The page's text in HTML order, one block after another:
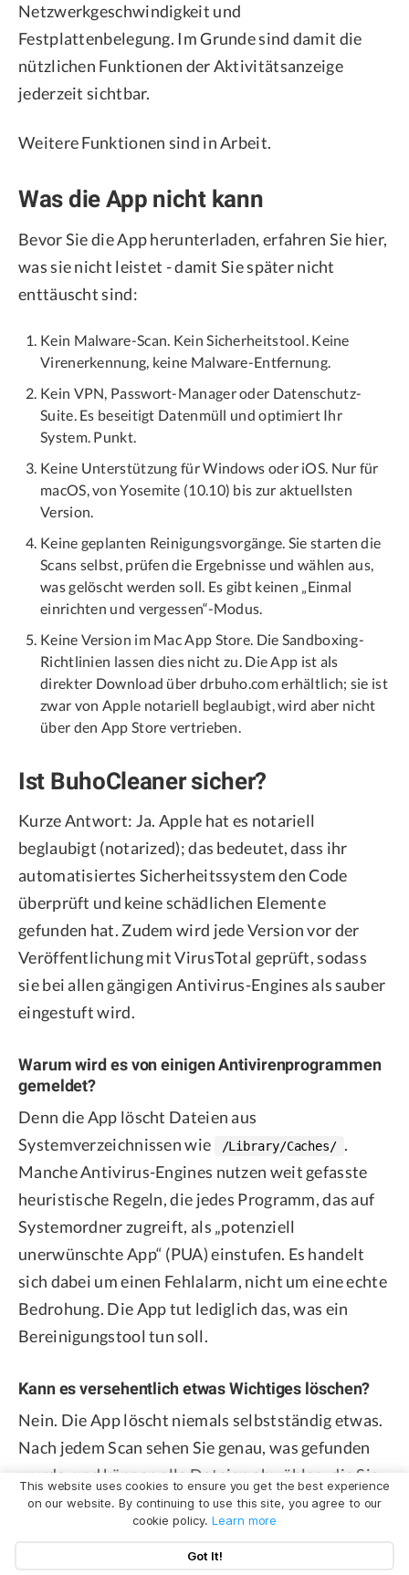
Netzwerkgeschwindigkeit und
Festplattenbelegung. Im Grunde sind damit die
nützlichen Funktionen der Aktivitätsanzeige
jederzeit sichtbar.
Weitere Funktionen sind in Arbeit.
Was die App nicht kann
Bevor Sie die App herunterladen, erfahren Sie hier,
was sie nicht leistet - damit Sie später nicht
enttäuscht sind:
Kein Malware-Scan. Kein Sicherheitstool. Keine
Virenerkennung, keine Malware-Entfernung.
Kein VPN, Passwort-Manager oder Datenschutz-
Suite. Es beseitigt Datenmüll und optimiert Ihr
System. Punkt.
Keine Unterstützung für Windows oder iOS. Nur für
macOS, von Yosemite (10.10) bis zur aktuellsten
Version.
Keine geplanten Reinigungsvorgänge. Sie starten die
Scans selbst, prüfen die Ergebnisse und wählen aus,
was gelöscht werden soll. Es gibt keinen „Einmal
einrichten und vergessen“-Modus.
Keine Version im Mac App Store. Die Sandboxing-
Richtlinien lassen dies nicht zu. Die App ist als
direkter Download über drbuho.com erhältlich; sie ist
zwar von Apple notariell beglaubigt, wird aber nicht
über den App Store vertrieben.
Ist BuhoCleaner sicher?
Kurze Antwort: Ja. Apple hat es notariell
beglaubigt (notarized); das bedeutet, dass ihr
automatisiertes Sicherheitssystem den Code
überprüft und keine schädlichen Elemente
gefunden hat. Zudem wird jede Version vor der
Veröffentlichung mit VirusTotal geprüft, sodass
sie bei allen gängigen Antivirus-Engines als sauber
eingestuft wird.
Warum wird es von einigen Antivirenprogrammen
gemeldet?
Denn die App löscht Dateien aus
Systemverzeichnissen wie
/Library/Caches/ .
Manche Antivirus-Engines nutzen weit gefasste
heuristische Regeln, die jedes Programm, das auf
Systemordner zugreift, als „potenziell
unerwünschte App“ (PUA) einstufen. Es handelt
sich dabei um einen Fehlalarm, nicht um eine echte
Bedrohung. Die App tut lediglich das, was ein
Bereinigungstool tun soll.
Kann es versehentlich etwas Wichtiges löschen?
Nein. Die App löscht niemals selbstständig etwas.
Nach jedem Scan sehen Sie genau, was gefunden
wurde, und können alle Dateien abwählen, die Sie
behalten möchten. Es wird nichts gelöscht, bis Sie
dies explizit bestätigen. Es gibt keine „Alles-mit-
Klick“-Funktion, die Ihre Festplatte ohne
This website uses cookies to ensure you get the best experience
on our website. By continuing to use this site, you agree to our
cookie policy.Learn more
Got It!